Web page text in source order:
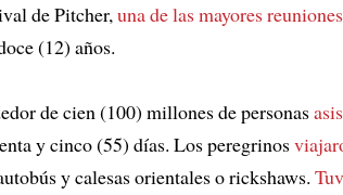
de Pitcher,una de las mayores
(12) años.
de cien (100) millones de personas
y cinco (55) días. Los peregrinos
y calesas orientales o rickshaws.